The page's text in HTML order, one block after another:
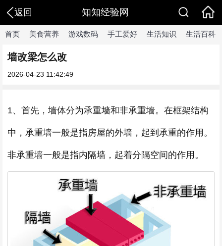
返回 知知经验网
首页 美食营养 游戏数码 手工爱好 生活知识 生活百科
墙改梁怎么改
2026-04-23 11:42:49
1、首先，墙体分为承重墙和非承重墙。在框架结构
中，承重墙一般是指房屋的外墙，起到承重的作用。
非承重墙一般是指内隔墙，起着分隔空间的作用。